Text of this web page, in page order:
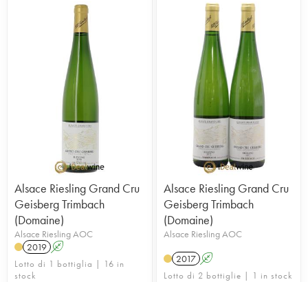
Alsace Riesling Grand Cru
Geisberg Trimbach
(Domaine)
Alsace Riesling AOC
2019 A
Lotto di 1 bottiglia | 16 in
stock
Alsace Riesling Grand Cru
Geisberg Trimbach
(Domaine)
Alsace Riesling AOC
2017 A
Lotto di 2 bottiglie | 1 in stock